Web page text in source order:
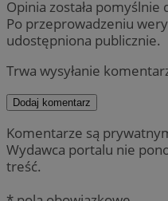
Opinia została pomyślnie
Po przeprowadzeniu
udostępniona publicznie.
Trwa wysyłanie
Dodaj komentarz
Komentarze są
Wydawca portalu nie
treść.